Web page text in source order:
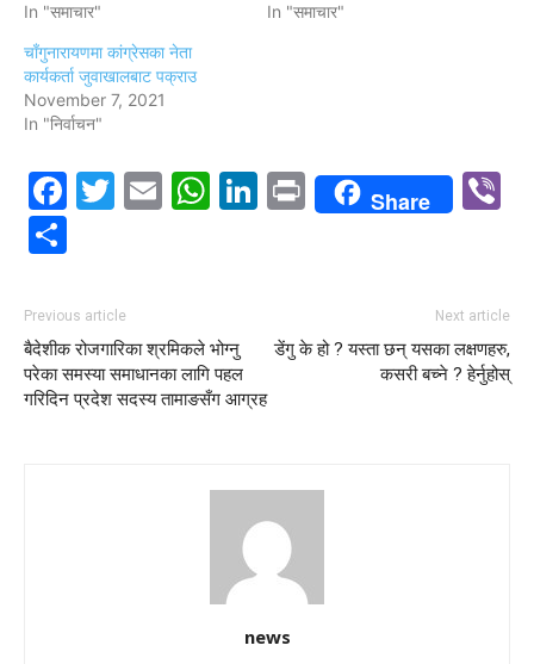
In "समाचार"
In "समाचार"
चाँगुनारायणमा कांग्रेसका नेता
कार्यकर्ता जुवाखालबाट पक्राउ
November 7, 2021
In "निर्वाचन"
Facebook
Twitter
EmailWhatsApp
LinkedIn
PrintShare
Previous article
बैदेशीक रोजगारिका श्रमिकले भोग्नु
परेका समस्या समाधानका लागि पहल
गरिदिन प्रदेश सदस्य तामाङसँग आग्रह
Next article
डेंगु के हो ? यस्ता छन् यसका लक्षणहरु,
कसरी बच्ने ? हेर्नुहोस्
news